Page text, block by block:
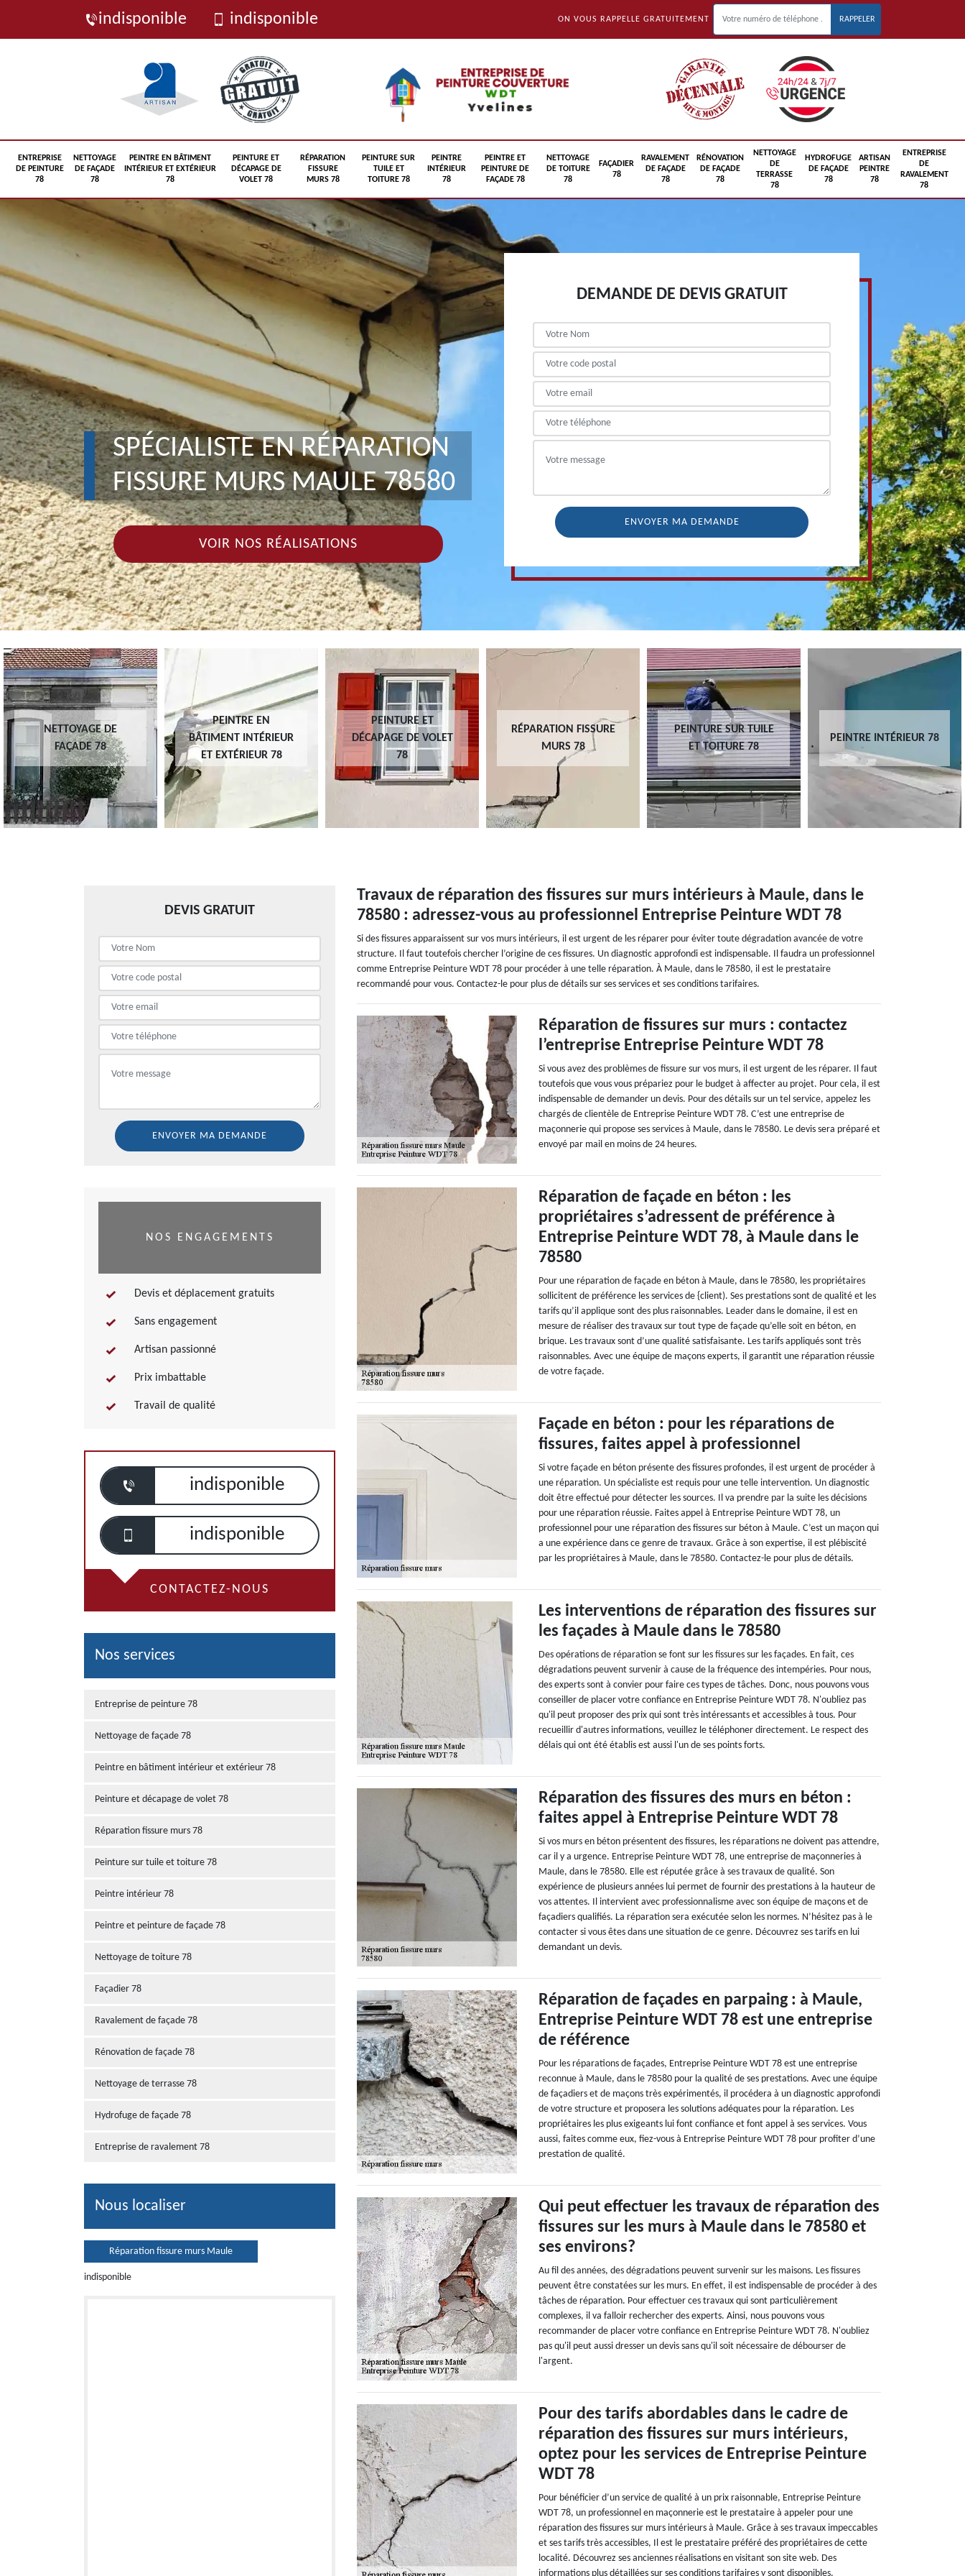
indisponible indisponible ON VOUS RAPPELLE GRATUITEMENT
ENTREPRISE
DE PEINTURE
78
NETTOYAGE
DE FAÇADE
78
PEINTRE EN BÂTIMENT
INTÉRIEUR ET EXTÉRIEUR
78
PEINTURE ET
DÉCAPAGE DE
VOLET 78
RÉPARATION
FISSURE
MURS 78
PEINTURE SUR
TUILE ET
TOITURE 78
PEINTRE
INTÉRIEUR
78
PEINTRE ET
PEINTURE DE
FAÇADE 78
NETTOYAGE
DE TOITURE
78
FAÇADIER
78
RAVALEMENT
DE FAÇADE
78
RÉNOVATION
DE FAÇADE
78
NETTOYAGE
DE
TERRASSE
78
HYDROFUGE
DE FAÇADE
78
ARTISAN
PEINTRE
78
ENTREPRISE
DE
RAVALEMENT
78
SPÉCIALISTE EN RÉPARATION
FISSURE MURS MAULE 78580
VOIR NOS RÉALISATIONS
DEMANDE DE DEVIS GRATUIT
NETTOYAGE DE
FAÇADE 78
PEINTRE EN
BÂTIMENT INTÉRIEUR
ET EXTÉRIEUR 78
PEINTURE ET
DÉCAPAGE DE VOLET
78
RÉPARATION FISSURE
MURS 78
PEINTURE SUR TUILE
ET TOITURE 78
PEINTRE INTÉRIEUR 78
DEVIS GRATUIT
NOS ENGAGEMENTS
Devis et déplacement gratuits
Sans engagement
Artisan passionné
Prix imbattable
Travail de qualité
indisponible
indisponible
CONTACTEZ-NOUS
Nos services
Entreprise de peinture 78
Nettoyage de façade 78
Peintre en bâtiment intérieur et extérieur 78
Peinture et décapage de volet 78
Réparation fissure murs 78
Peinture sur tuile et toiture 78
Peintre intérieur 78
Peintre et peinture de façade 78
Nettoyage de toiture 78
Façadier 78
Ravalement de façade 78
Rénovation de façade 78
Nettoyage de terrasse 78
Hydrofuge de façade 78
Entreprise de ravalement 78
Nous localiser
Réparation fissure murs Maule
indisponible
Travaux de réparation des fissures sur murs intérieurs à Maule, dans le
78580 : adressez-vous au professionnel Entreprise Peinture WDT 78
Si des fissures apparaissent sur vos murs intérieurs, il est urgent de les réparer pour éviter toute dégradation avancée de votre
structure. Il faut toutefois chercher l’origine de ces fissures. Un diagnostic approfondi est indispensable. Il faudra un professionnel
comme Entreprise Peinture WDT 78 pour procéder à une telle réparation. À Maule, dans le 78580, il est le prestataire
recommandé pour vous. Contactez-le pour plus de détails sur ses services et ses conditions tarifaires.
Réparation de fissures sur murs : contactez
l’entreprise Entreprise Peinture WDT 78
Si vous avez des problèmes de fissure sur vos murs, il est urgent de les réparer. Il faut
toutefois que vous vous prépariez pour le budget à affecter au projet. Pour cela, il est
indispensable de demander un devis. Pour des détails sur un tel service, appelez les
chargés de clientèle de Entreprise Peinture WDT 78. C’est une entreprise de
maçonnerie qui propose ses services à Maule, dans le 78580. Le devis sera préparé et
envoyé par mail en moins de 24 heures.
Réparation de façade en béton : les
propriétaires s’adressent de préférence à
Entreprise Peinture WDT 78, à Maule dans le
78580
Pour une réparation de façade en béton à Maule, dans le 78580, les propriétaires
sollicitent de préférence les services de {client). Ses prestations sont de qualité et les
tarifs qu’il applique sont des plus raisonnables. Leader dans le domaine, il est en
mesure de réaliser des travaux sur tout type de façade qu’elle soit en béton, en
brique. Les travaux sont d’une qualité satisfaisante. Les tarifs appliqués sont très
raisonnables. Avec une équipe de maçons experts, il garantit une réparation réussie
de votre façade.
Façade en béton : pour les réparations de
fissures, faites appel à professionnel
Si votre façade en béton présente des fissures profondes, il est urgent de procéder à
une réparation. Un spécialiste est requis pour une telle intervention. Un diagnostic
doit être effectué pour détecter les sources. Il va prendre par la suite les décisions
pour une réparation réussie. Faites appel à Entreprise Peinture WDT 78, un
professionnel pour une réparation des fissures sur béton à Maule. C’est un maçon qui
a une expérience dans ce genre de travaux. Grâce à son expertise, il est plébiscité
par les propriétaires à Maule, dans le 78580. Contactez-le pour plus de détails.
Les interventions de réparation des fissures sur
les façades à Maule dans le 78580
Des opérations de réparation se font sur les fissures sur les façades. En fait, ces
dégradations peuvent survenir à cause de la fréquence des intempéries. Pour nous,
des experts sont à convier pour faire ces types de tâches. Donc, nous pouvons vous
conseiller de placer votre confiance en Entreprise Peinture WDT 78. N'oubliez pas
qu'il peut proposer des prix qui sont très intéressants et accessibles à tous. Pour
recueillir d'autres informations, veuillez le téléphoner directement. Le respect des
délais qui ont été établis est aussi l'un de ses points forts.
Réparation des fissures des murs en béton :
faites appel à Entreprise Peinture WDT 78
Si vos murs en béton présentent des fissures, les réparations ne doivent pas attendre,
car il y a urgence. Entreprise Peinture WDT 78, une entreprise de maçonneries à
Maule, dans le 78580. Elle est réputée grâce à ses travaux de qualité. Son
expérience de plusieurs années lui permet de fournir des prestations à la hauteur de
vos attentes. Il intervient avec professionnalisme avec son équipe de maçons et de
façadiers qualifiés. La réparation sera exécutée selon les normes. N’hésitez pas à le
contacter si vous êtes dans une situation de ce genre. Découvrez ses tarifs en lui
demandant un devis.
Réparation de façades en parpaing : à Maule,
Entreprise Peinture WDT 78 est une entreprise
de référence
Pour les réparations de façades, Entreprise Peinture WDT 78 est une entreprise
reconnue à Maule, dans le 78580 pour la qualité de ses prestations. Avec une équipe
de façadiers et de maçons très expérimentés, il procédera à un diagnostic approfondi
de votre structure et proposera les solutions adéquates pour la réparation. Les
propriétaires les plus exigeants lui font confiance et font appel à ses services. Vous
aussi, faites comme eux, fiez-vous à Entreprise Peinture WDT 78 pour profiter d’une
prestation de qualité.
Qui peut effectuer les travaux de réparation des
fissures sur les murs à Maule dans le 78580 et
ses environs?
Au fil des années, des dégradations peuvent survenir sur les maisons. Les fissures
peuvent être constatées sur les murs. En effet, il est indispensable de procéder à des
tâches de réparation. Pour effectuer ces travaux qui sont particulièrement
complexes, il va falloir rechercher des experts. Ainsi, nous pouvons vous
recommander de placer votre confiance en Entreprise Peinture WDT 78. N'oubliez
pas qu'il peut aussi dresser un devis sans qu'il soit nécessaire de débourser de
l'argent.
Pour des tarifs abordables dans le cadre de
réparation des fissures sur murs intérieurs,
optez pour les services de Entreprise Peinture
WDT 78
Pour bénéficier d’un service de qualité à un prix raisonnable, Entreprise Peinture
WDT 78, un professionnel en maçonnerie est le prestataire à appeler pour une
réparation des fissures sur murs intérieurs à Maule. Grâce à ses travaux impeccables
et ses tarifs très accessibles, Il est le prestataire préféré des propriétaires de cette
localité. Découvrez ses anciennes réalisations en visitant son site web. Des
informations plus détaillées sur ses conditions tarifaires y sont disponibles.